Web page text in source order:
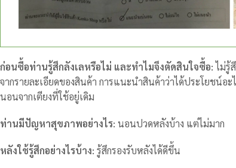
ก่อนซื้อท่านรู้สึกลังเลหรือไม่ และทำไมจึงตัดสินใจซื้อ:ไม่รู้
จากรายละเอียดของสินค้า การแนะนำสินค้าว่าได้ประโยชน์อะ
นอนจากเตียงที่ใช้อยู่เดิม
ท่านมีปัญหาสุขภาพอย่างไร: นอนปวดหลังบ้าง แต่ไม่มาก
หลังใช้รู้สึกอย่างไรบ้าง: รู้สึกรองรับหลังได้ดีขึ้น